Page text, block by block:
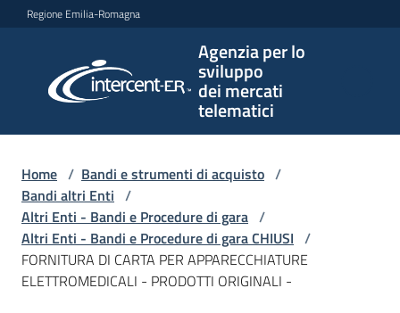
Vai al contenuto
Vai alla navigazione
Vai al footer
Regione Emilia-Romagna
Agenzia per lo
sviluppo
dei mercati
telematici
per lo
sviluppo
telematici
L'Agenzia
Home / Bandi e strumenti di acquisto /
Bandi altri Enti /
Altri Enti - Bandi e Procedure di gara /
Altri Enti - Bandi e Procedure di gara CHIUSI /
FORNITURA DI CARTA PER APPARECCHIATURE
ELETTROMEDICALI - PRODOTTI ORIGINALI -